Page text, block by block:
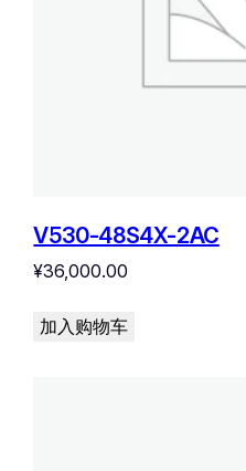
V530-48S4X-2AC
¥36,000.00
加入购物车